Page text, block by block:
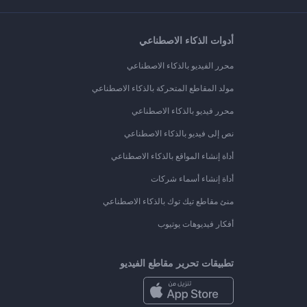
أدوات الذكاء الاصطناعي
محرر الفيديو بالذكاء الاصطناعي
مولد المقاطع المتحركة بالذكاء الاصطناعي
محرر فيديو بالذكاء الاصطناعي
نص إلى فيديو بالذكاء الاصطناعي
أداة إنشاء المواقع بالذكاء الاصطناعي
أداة إنشاء أسماء شركات
منئ مقاطع تيك توك بالذكاء الاصطناعي
أفكار فيديوهات يوتيوب
تطبيقات تحرير مقاطع الفيديو